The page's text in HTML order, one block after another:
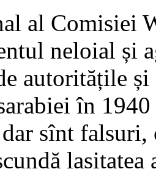
al Comisiei
neloial și
autoritățile
în
dar sînt